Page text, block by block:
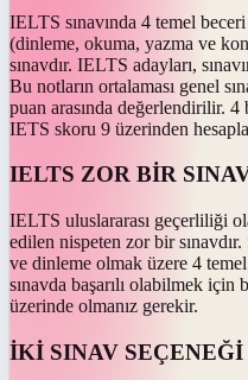
IELTS sınavında 4 temel
(dinleme, okuma, yazma ve
sınavdır. IELTS adayları,
Bu notların ortalaması genel
puan arasında değerlendirilir. 4
IETS skoru 9 üzerinden
IELTS ZOR BİR
IELTS uluslararası geçerliliği
edilen nispeten zor bir
ve dinleme olmak üzere 4
sınavda başarılı olabilmek
üzerinde olmanız gerekir.
İKİ SINAV SEÇENEĞİ